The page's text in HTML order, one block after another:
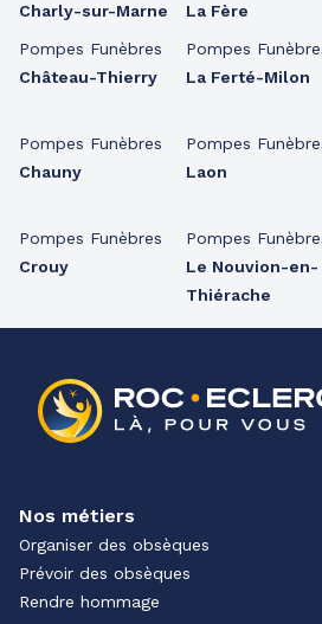
Charly-sur-Marne
Pompes Funèbres
Château-Thierry
Pompes Funèbres
Chauny
Pompes Funèbres
Crouy
La Fère
Pompes
La Ferté-Milon
Pompes
Laon
Pompes
Le Nouvion-en-
Thiérache
Nos métiers
Organiser des obsèques
Prévoir des obsèques
Rendre hommage